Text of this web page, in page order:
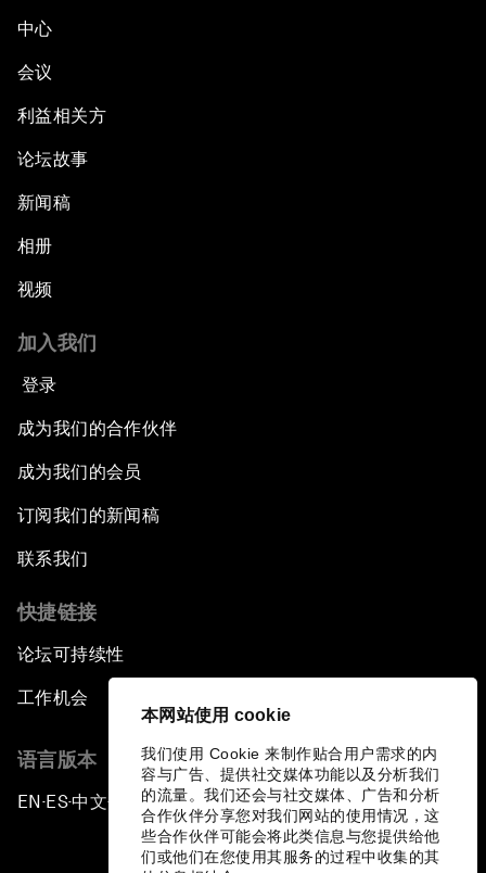
本网站使用 cookie
我们使用 Cookie 来制作贴合用户需求的内
容与广告、提供社交媒体功能以及分析我们
的流量。我们还会与社交媒体、广告和分析
合作伙伴分享您对我们网站的使用情况，这
些合作伙伴可能会将此类信息与您提供给他
们或他们在您使用其服务的过程中收集的其
中心
会议
利益相关方
论坛故事
新闻稿
相册
视频
加入我们
登录
成为我们的合作伙伴
成为我们的会员
订阅我们的新闻稿
联系我们
快捷链接
论坛可持续性
工作机会
语言版本
EN ▪ES▪中文▪ 日本語